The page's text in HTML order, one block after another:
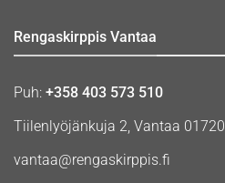
Rengaskirppis Vantaa
Puh: +358 403 573 510
Tiilenlyöjänkuja 2, Vantaa 01720
vantaa@rengaskirppis.fi